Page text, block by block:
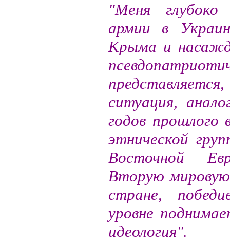
"Меня глубоко
армии в
Крыма и
ситуация,
годов прошлого
этнической
Восточной
Вторую
стране,
уровне
идеология".